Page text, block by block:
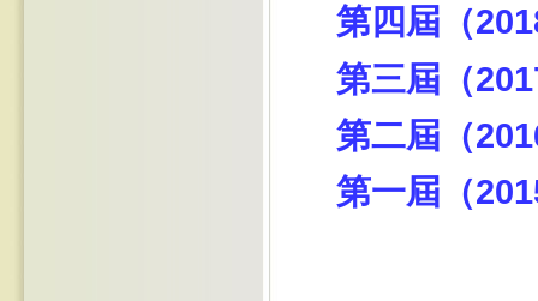
第四屆（
第三屆（
第二屆（
第一屆（